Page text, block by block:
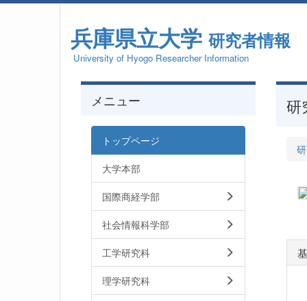
兵庫県立大学 研究者情報
University of Hyogo Researcher Information
研
メニュー
トップページ
大学本部
国際商経学部
社会情報科学部
工学研究科
理学研究科